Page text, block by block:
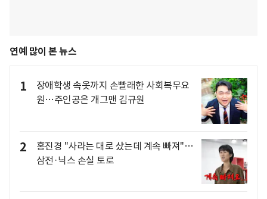
연예 많이 본 뉴스
1
장애학생 속옷까지 손빨래한 사회복무요
원…주인공은 개그맨 김규원
2
홍진경 "사라는 대로 샀는데 계속 빠져"…
삼전·닉스 손실 토로